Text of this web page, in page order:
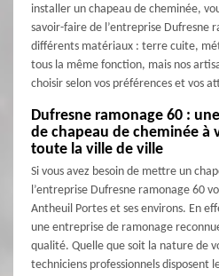
installer un chapeau de cheminée,
savoir-faire de l’entreprise Dufresne
différents matériaux : terre cuite,
tous la même fonction, mais nos
choisir selon vos préférences et vos
Dufresne ramonage 60 :
de chapeau de cheminée à
toute la ville de ville
Si vous avez besoin de mettre un
l’entreprise Dufresne ramonage 60
Antheuil Portes et ses environs. En
une entreprise de ramonage
qualité. Quelle que soit la nature de
techniciens professionnels disposent